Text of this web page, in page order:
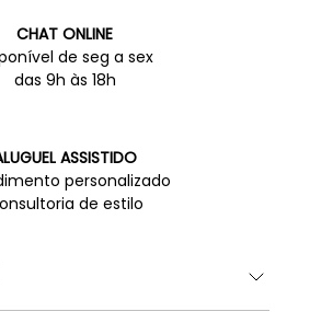
CHAT ONLINE
de seg a sex
das 9h às 18h
ASSISTIDO
personalizado
de estilo